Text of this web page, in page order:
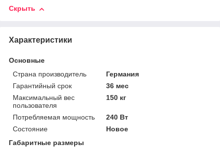
Скрыть
Характеристики
Основные
Страна производитель
Германия
Гарантийный срок
36 мес
Максимальный вес
пользователя
150 кг
Потребляемая мощность
240 Вт
Состояние
Новое
Габаритные размеры